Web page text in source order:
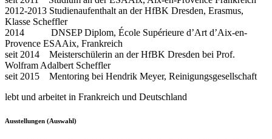
2012-2013 Studienaufenthalt an der HfBK Dresden, Erasmus,
Klasse Scheffler
2014 DNSEP Diplom, École Supérieure d’Art d’Aix-en-
Provence ESAAix, Frankreich
seit 2014 Meisterschülerin an der HfBK Dresden bei Prof.
Wolfram Adalbert Scheffler
seit 2015 Mentoring bei Hendrik Meyer, Reinigungsgesellschaft
lebt und arbeitet in Frankreich und Deutschland
Ausstellungen (Auswahl)